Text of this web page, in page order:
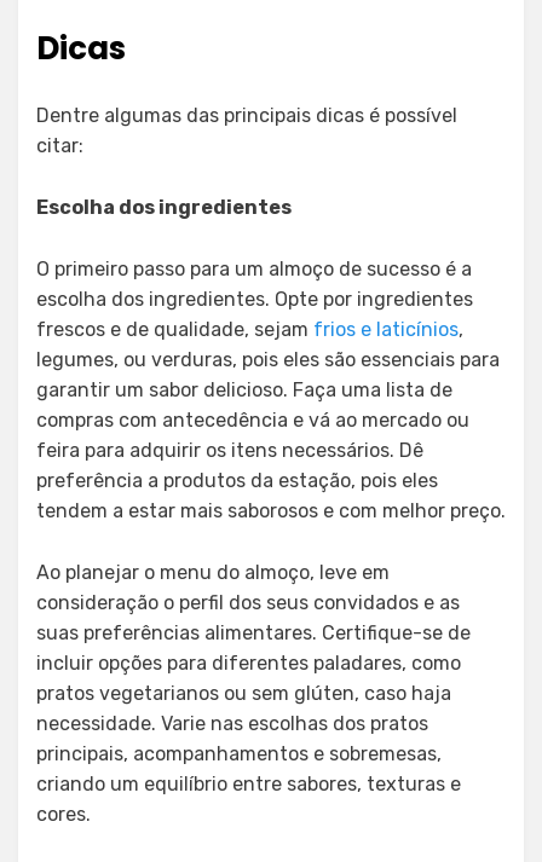
Dicas
Dentre algumas das principais dicas é possível
citar:
Escolha dos ingredientes
O primeiro passo para um almoço de sucesso é a
escolha dos ingredientes. Opte por ingredientes
frescos e de qualidade, sejam frios e laticínios,
legumes, ou verduras, pois eles são essenciais para
garantir um sabor delicioso. Faça uma lista de
compras com antecedência e vá ao mercado ou
feira para adquirir os itens necessários. Dê
preferência a produtos da estação, pois eles
tendem a estar mais saborosos e com melhor preço.
Ao planejar o menu do almoço, leve em
consideração o perfil dos seus convidados e as
suas preferências alimentares. Certifique-se de
incluir opções para diferentes paladares, como
pratos vegetarianos ou sem glúten, caso haja
necessidade. Varie nas escolhas dos pratos
principais, acompanhamentos e sobremesas,
criando um equilíbrio entre sabores, texturas e
cores.